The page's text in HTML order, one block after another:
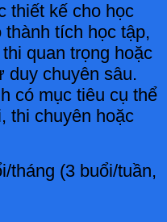
thiết kế cho học
tích học tập,
quan trọng hoặc
duy chuyên sâu.
có mục tiêu cụ thể
thi chuyên hoặc
tháng (3 buổi/tuần,